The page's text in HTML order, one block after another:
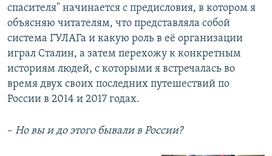
спасителя" начинается с предисловия, в котором я
объясняю читателям, что представляла собой
система ГУЛАГа и какую роль в её организации
играл Сталин, а затем перехожу к конкретным
историям людей, с которыми я встречалась во
время двух своих последних путешествий по
России в 2014 и 2017 годах.
– Но вы и до этого бывали в России?